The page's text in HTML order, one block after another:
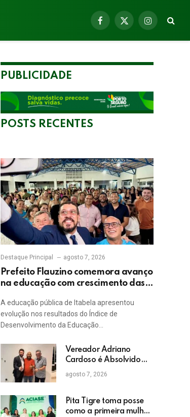
Facebook
X
Instagram
PUBLICIDADE
POSTS RECENTES
Destaque Principal agosto 7, 2026
Prefeito Flauzino comemora avanço
na educação com crescimento das
Itabela
A educação pública de Itabela apresentou
evolução nos resultados do Índice de
Desenvolvimento da Educação…
Vereador Adriano
Cardoso é Absolvido
em Julgamento por
Crime Eleitoral no TRE
agosto 7, 2026
Pita Tigre toma posse
como a primeira mulher